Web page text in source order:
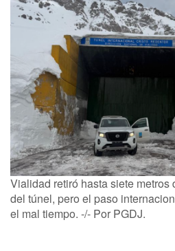
Vialidad retiró hasta siete
del túnel, pero el paso
el mal tiempo. -/- Por PGDJ.